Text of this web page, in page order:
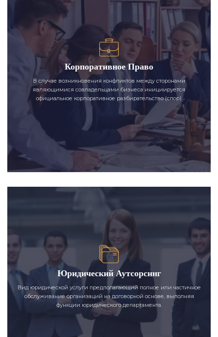
Корпоративное Право
В случае возникновения конфликтов между сторонами
являющимися совладельцами бизнеса инициируется
официальное корпоративное разбирательство (спор).
Юридический Аутсорсинг
Вид юридической услуги предполагающий полное или частичное
обслуживание организаций на договорной основе, выполняя
функции юридического департамента.